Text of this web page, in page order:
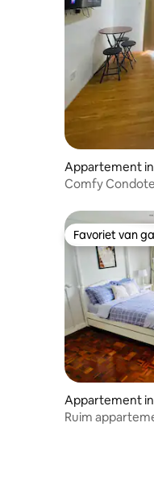
Appartement
Comfy
Favoriet van
Favoriet van
Appartement
Ruim